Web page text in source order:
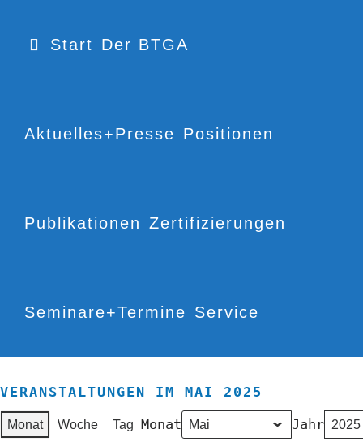
Start Der BTGA
Aktuelles+Presse Positionen
Publikationen Zertifizierungen
Seminare+Termine Service
VERANSTALTUNGEN IM MAI 2025
Monat Woche Tag Monat Jahr